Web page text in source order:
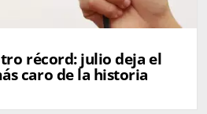
récord: julio deja el
caro de la historia